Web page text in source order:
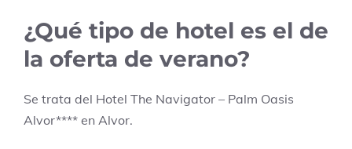
¿Qué tipo de hotel es el de
la oferta de verano?
Se trata del Hotel The Navigator – Palm Oasis
Alvor**** en Alvor.